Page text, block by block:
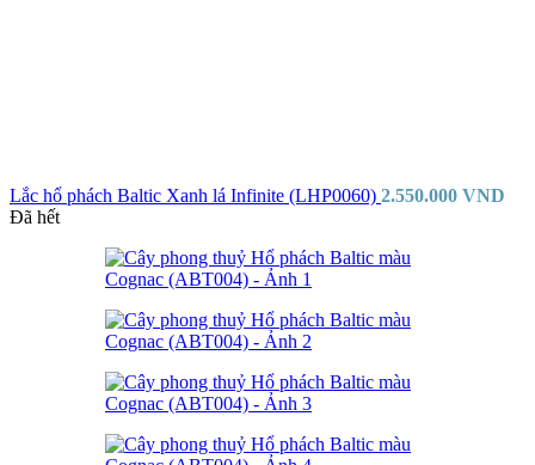
Lắc hổ phách Baltic Xanh lá Infinite (LHP0060) 2.550.000 VND
Đã hết